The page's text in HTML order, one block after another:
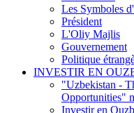
Les Symboles
Président
L'Oliy Majlis
Gouvernement
Politique
INVESTIR EN
"Uzbekistan -
Opportunities"
Investir en